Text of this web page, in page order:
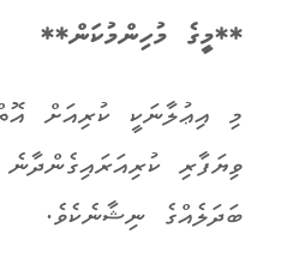
**މީގެ މުހިންމުކަން**
މި އިޢުލާނަކީ ކުރިއަށް
ވިޔަފާރި
ބަދަލެއްގެ ނިޝާނެކެވެ.